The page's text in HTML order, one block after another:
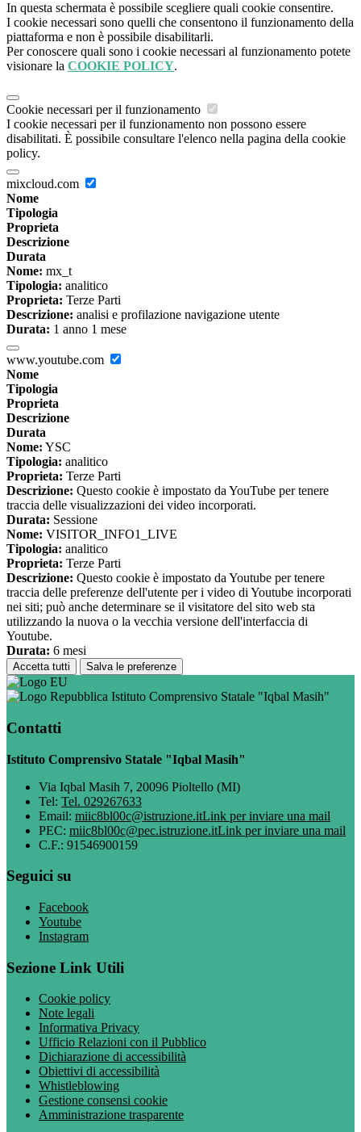
In questa schermata è possibile scegliere quali cookie consentire.
I cookie necessari sono quelli che consentono il funzionamento della
piattaforma e non è possibile disabilitarli.
Per conoscere quali sono i cookie necessari al funzionamento potete
visionare la COOKIE POLICY.
Cookie necessari per il funzionamento
I cookie necessari per il funzionamento non possono essere
disabilitati. È possibile consultare l'elenco nella pagina della cookie
policy.
mixcloud.com
Nome
Tipologia
Proprieta
Descrizione
Durata
Nome: mx_t
Tipologia: analitico
Proprieta: Terze Parti
Descrizione: analisi e profilazione navigazione utente
Durata: 1 anno 1 mese
www.youtube.com
Nome
Tipologia
Proprieta
Descrizione
Durata
Nome: YSC
Tipologia: analitico
Proprieta: Terze Parti
Descrizione: Questo cookie è impostato da YouTube per tenere
traccia delle visualizzazioni dei video incorporati.
Durata: Sessione
Nome: VISITOR_INFO1_LIVE
Tipologia: analitico
Proprieta: Terze Parti
Descrizione: Questo cookie è impostato da Youtube per tenere
traccia delle preferenze dell'utente per i video di Youtube incorporati
nei siti; può anche determinare se il visitatore del sito web sta
utilizzando la nuova o la vecchia versione dell'interfaccia di
Youtube.
Durata: 6 mesi
Accetta tutti Salva le preferenze
Istituto Comprensivo Statale "Iqbal Masih"
Contatti
Istituto Comprensivo Statale "Iqbal Masih"
Via Iqbal Masih 7, 20096 Pioltello (MI)
Tel: Tel. 029267633
Email: miic8bl00c@istruzione.itLink per inviare una mail
PEC: miic8bl00c@pec.istruzione.itLink per inviare una mail
C.F.: 91546900159
Seguici su
Facebook
Youtube
Instagram
Sezione Link Utili
Cookie policy
Note legali
Informativa Privacy
Ufficio Relazioni con il Pubblico
Dichiarazione di accessibilità
Obiettivi di accessibilità
Whistleblowing
Gestione consensi cookie
Amministrazione trasparente